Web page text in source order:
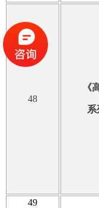
48
《
系
49